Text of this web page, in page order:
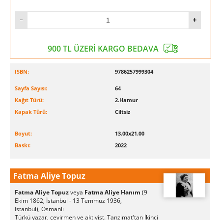
900 TL ÜZERİ KARGO BEDAVA
ISBN: 9786257999304
Sayfa Sayısı:
64
Kağıt Türü:
2.Hamur
Kapak Türü:
Ciltsiz
Boyut:
13.00x21.00
Baskı:
2022
Fatma Aliye Topuz
Fatma Aliye Topuzveya Fatma Aliye Hanım (9
Ekim 1862, İstanbul - 13 Temmuz 1936,
İstanbul), Osmanlı
Türküyazar, çevirmenve aktivist.Tanzimat'tan İkinci